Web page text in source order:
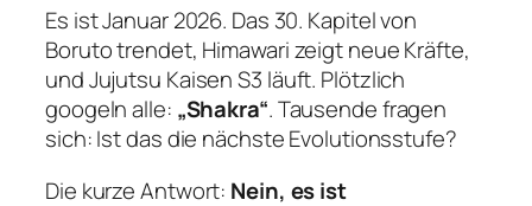
Es ist Januar 2026. Das 30. Kapitel von
Borutotrendet, Himawari zeigt neue Kräfte,
undJujutsu KaisenS3 läuft. Plötzlich
googeln alle: „Shakra“. Tausende fragen
sich: Ist das die nächste Evolutionsstufe?
Die kurze Antwort: Nein, es ist